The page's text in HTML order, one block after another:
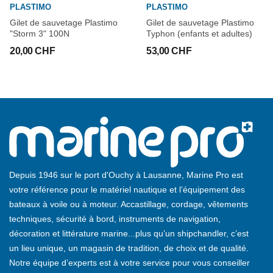
PLASTIMO
Gilet de sauvetage Plastimo
"Storm 3" 100N
20,00 CHF
PLASTIMO
Gilet de sauvetage Plastimo
Typhon (enfants et adultes)
53,00 CHF
Depuis 1946 sur le port d'Ouchy à Lausanne, Marine Pro est
votre référence pour le matériel nautique et l’équipement des
bateaux à voile ou à moteur. Accastillage, cordage, vêtements
techniques, sécurité à bord, instruments de navigation,
décoration et littérature marine...plus qu’un shipchandler, c’est
un lieu unique, un magasin de tradition, de choix et de qualité.
Notre équipe d’experts est à votre service pour vous conseiller